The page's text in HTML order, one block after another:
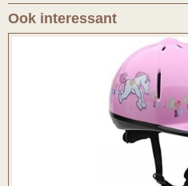
Ook interessant